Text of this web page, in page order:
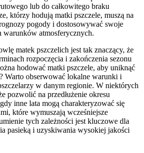
lub do całkowitego braku
którzy hodują matki pszczele, muszą na
pogody i dostosowywać swoje
warunków atmosferycznych.
matek pszczelich jest tak znaczący, że
rozpoczęcia i zakończenia sezonu
hodować matki pszczele, aby uniknąć
Warto obserwować lokalne warunki i
w danym regionie. W niektórych
pozwolić na przedłużenie okresu
inne lata mogą charakteryzować się
które wymuszają wcześniejsze
tych zależności jest kluczowe dla
pasieką i uzyskiwania wysokiej jakości